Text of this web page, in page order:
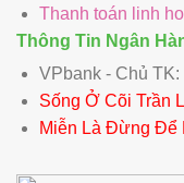
Thanh toán linh
Thông Tin Ngân
VPbank - Chủ
Sống Ở Cõi Trần
Miễn Là Đừng Để